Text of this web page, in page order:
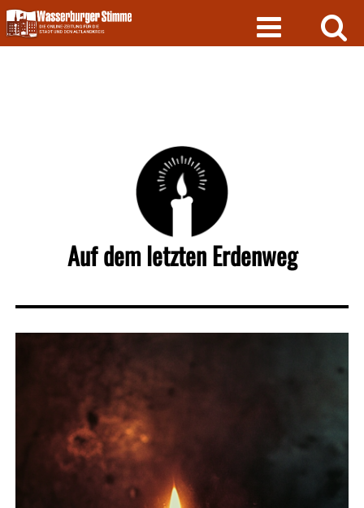
Skip
to
content
Auf dem letzten Erdenweg